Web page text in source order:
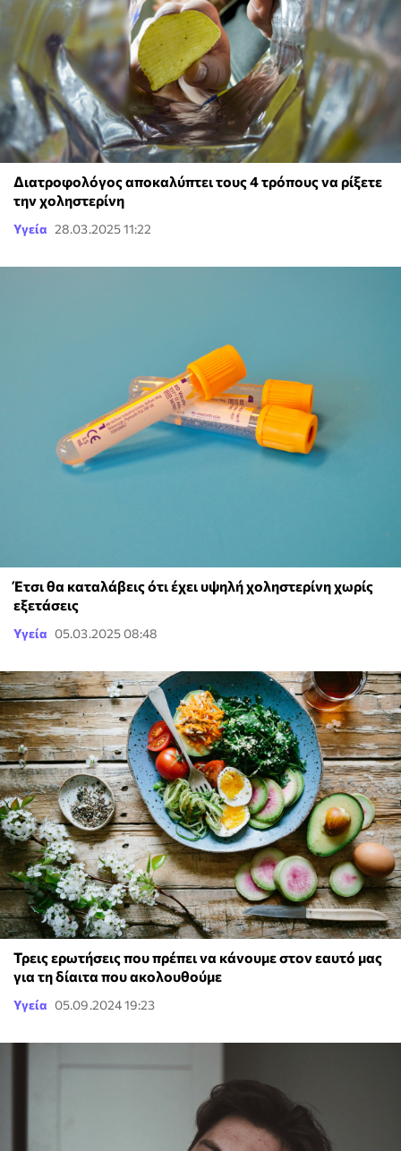
Διατροφολόγος αποκαλύπτει τους 4 τρόπους να ρίξετε
την χοληστερίνη
Υγεία 28.03.2025 11:22
Έτσι θα καταλάβεις ότι έχει υψηλή χοληστερίνη χωρίς
εξετάσεις
Υγεία 05.03.2025 08:48
Τρεις ερωτήσεις που πρέπει να κάνουμε στον εαυτό μας
για τη δίαιτα που ακολουθούμε
Υγεία 05.09.2024 19:23